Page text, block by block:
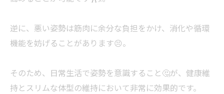
逆に、悪い姿勢は筋肉に余分な負担をかけ、消化や循環
機能を妨げることがあります😣。
そのため、日常生活で姿勢を意識すること🤔が、健康維
持とスリムな体型の維持において非常に効果的です。